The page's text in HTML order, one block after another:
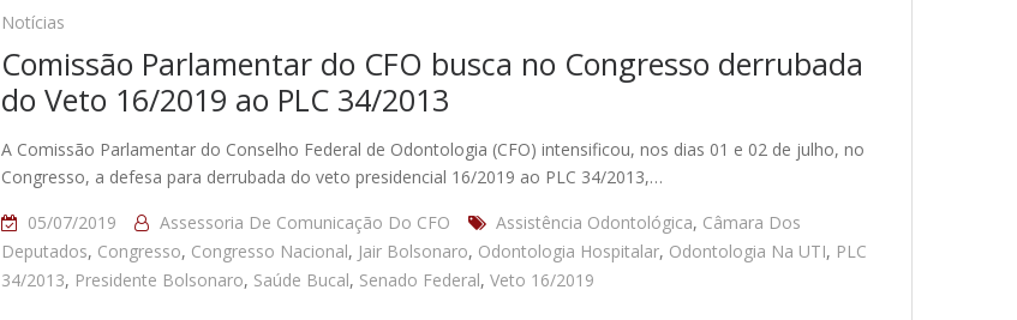
Notícias
Comissão Parlamentar do CFO busca no Congresso derrubada
do Veto 16/2019 ao PLC 34/2013
A Comissão Parlamentar do Conselho Federal de Odontologia (CFO) intensificou, nos dias 01 e 02 de julho, no
Congresso, a defesa para derrubada do veto presidencial 16/2019 ao PLC 34/2013,…
05/07/2019
Assessoria De Comunicação Do CFO Assistência Odontológica, Câmara Dos
Deputados, Congresso, Congresso Nacional, Jair Bolsonaro, Odontologia Hospitalar, Odontologia Na UTI, PLC
34/2013, Presidente Bolsonaro, Saúde Bucal, Senado Federal, Veto 16/2019